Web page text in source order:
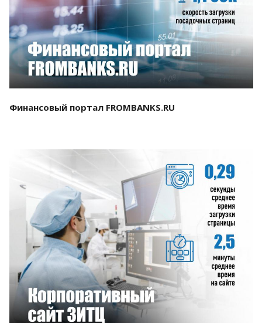
Смотреть проект
Финансовый портал FROMBANKS.RU
Смотреть проект